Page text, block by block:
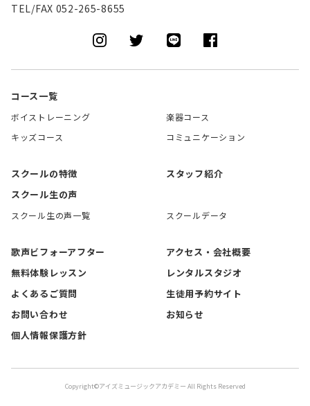
TEL/FAX 052-265-8655
コース一覧
ボイストレーニング
楽器コース
キッズコース
コミュニケーション
スクールの特徴
スタッフ紹介
スクール生の声
スクール生の声一覧 スクールデータ
歌声ビフォーアフター
アクセス・会社概要
無料体験レッスン
レンタルスタジオ
よくあるご質問
生徒用予約サイト
お問い合わせ
お知らせ
個人情報保護方針
Copyright©アイズミュージックアカデミー All Rights Reserved